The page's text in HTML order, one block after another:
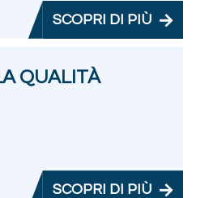
SCOPRI DI PIÙ
QUALITÀ
SCOPRI DI PIÙ